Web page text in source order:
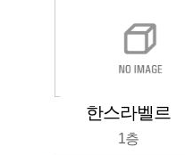
한스라벨르
1층